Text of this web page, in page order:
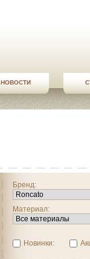
НОВОСТИ
Бренд:
Материал:
Новинки: